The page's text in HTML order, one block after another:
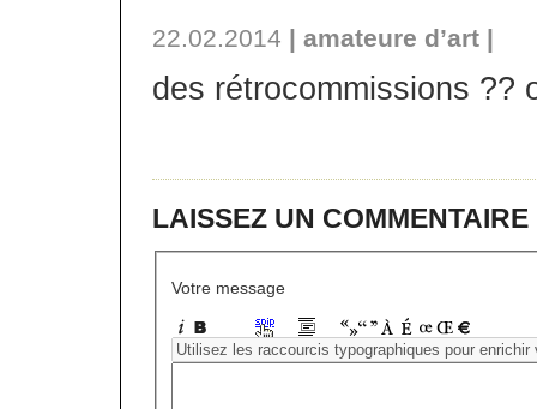
22.02.2014 | amateure d’art |
des rétrocommissions ??
LAISSEZ UN COMMENTAIRE
Votre message